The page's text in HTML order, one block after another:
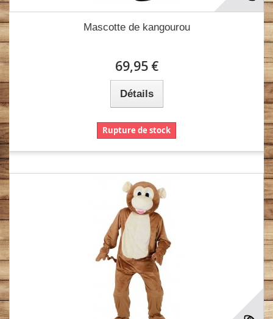
Mascotte de kangourou
69,95 €
Détails
Rupture de stock